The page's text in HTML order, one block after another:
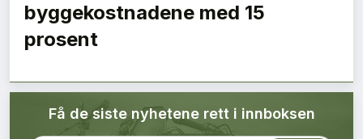
Annonsering
Abonnement Pluss
byggekostnadene med 15
prosent
Få de siste nyhetene rett i innboksen